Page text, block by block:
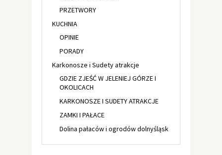
PRZETWORY
KUCHNIA
OPINIE
PORADY
Karkonosze i Sudety atrakcje
GDZIE ZJEŚĆ W JELENIEJ GÓRZE I
OKOLICACH
KARKONOSZE I SUDETY ATRAKCJE
ZAMKI I PAŁACE
Dolina pałaców i ogrodów dolnyśląsk